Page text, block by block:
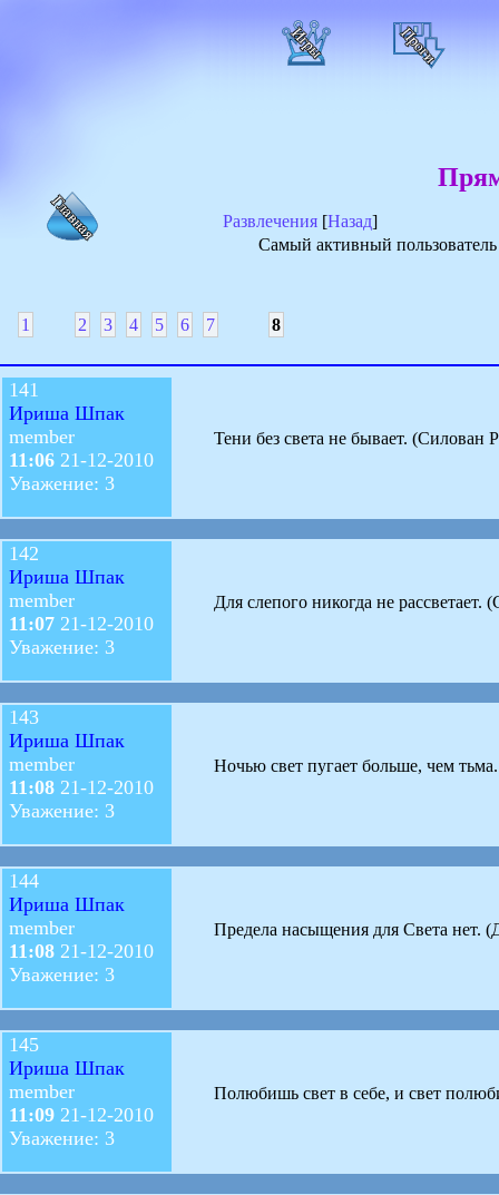
Развлечения [Назад]
Самый активный пользователь
1 2 3 4 5 6 7 8
141
Ириша Шпак
member
11:06 21-12-2010
Уважение: 3
Тени без света не бывает. (Силован
142
Ириша Шпак
member
11:07 21-12-2010
Уважение: 3
Для слепого никогда не
143
Ириша Шпак
member
11:08 21-12-2010
Уважение: 3
Ночью свет пугает больше, чем
144
Ириша Шпак
member
11:08 21-12-2010
Уважение: 3
Предела насыщения для Света нет.
145
Ириша Шпак
member
11:09 21-12-2010
Уважение: 3
Полюбишь свет в себе, и свет